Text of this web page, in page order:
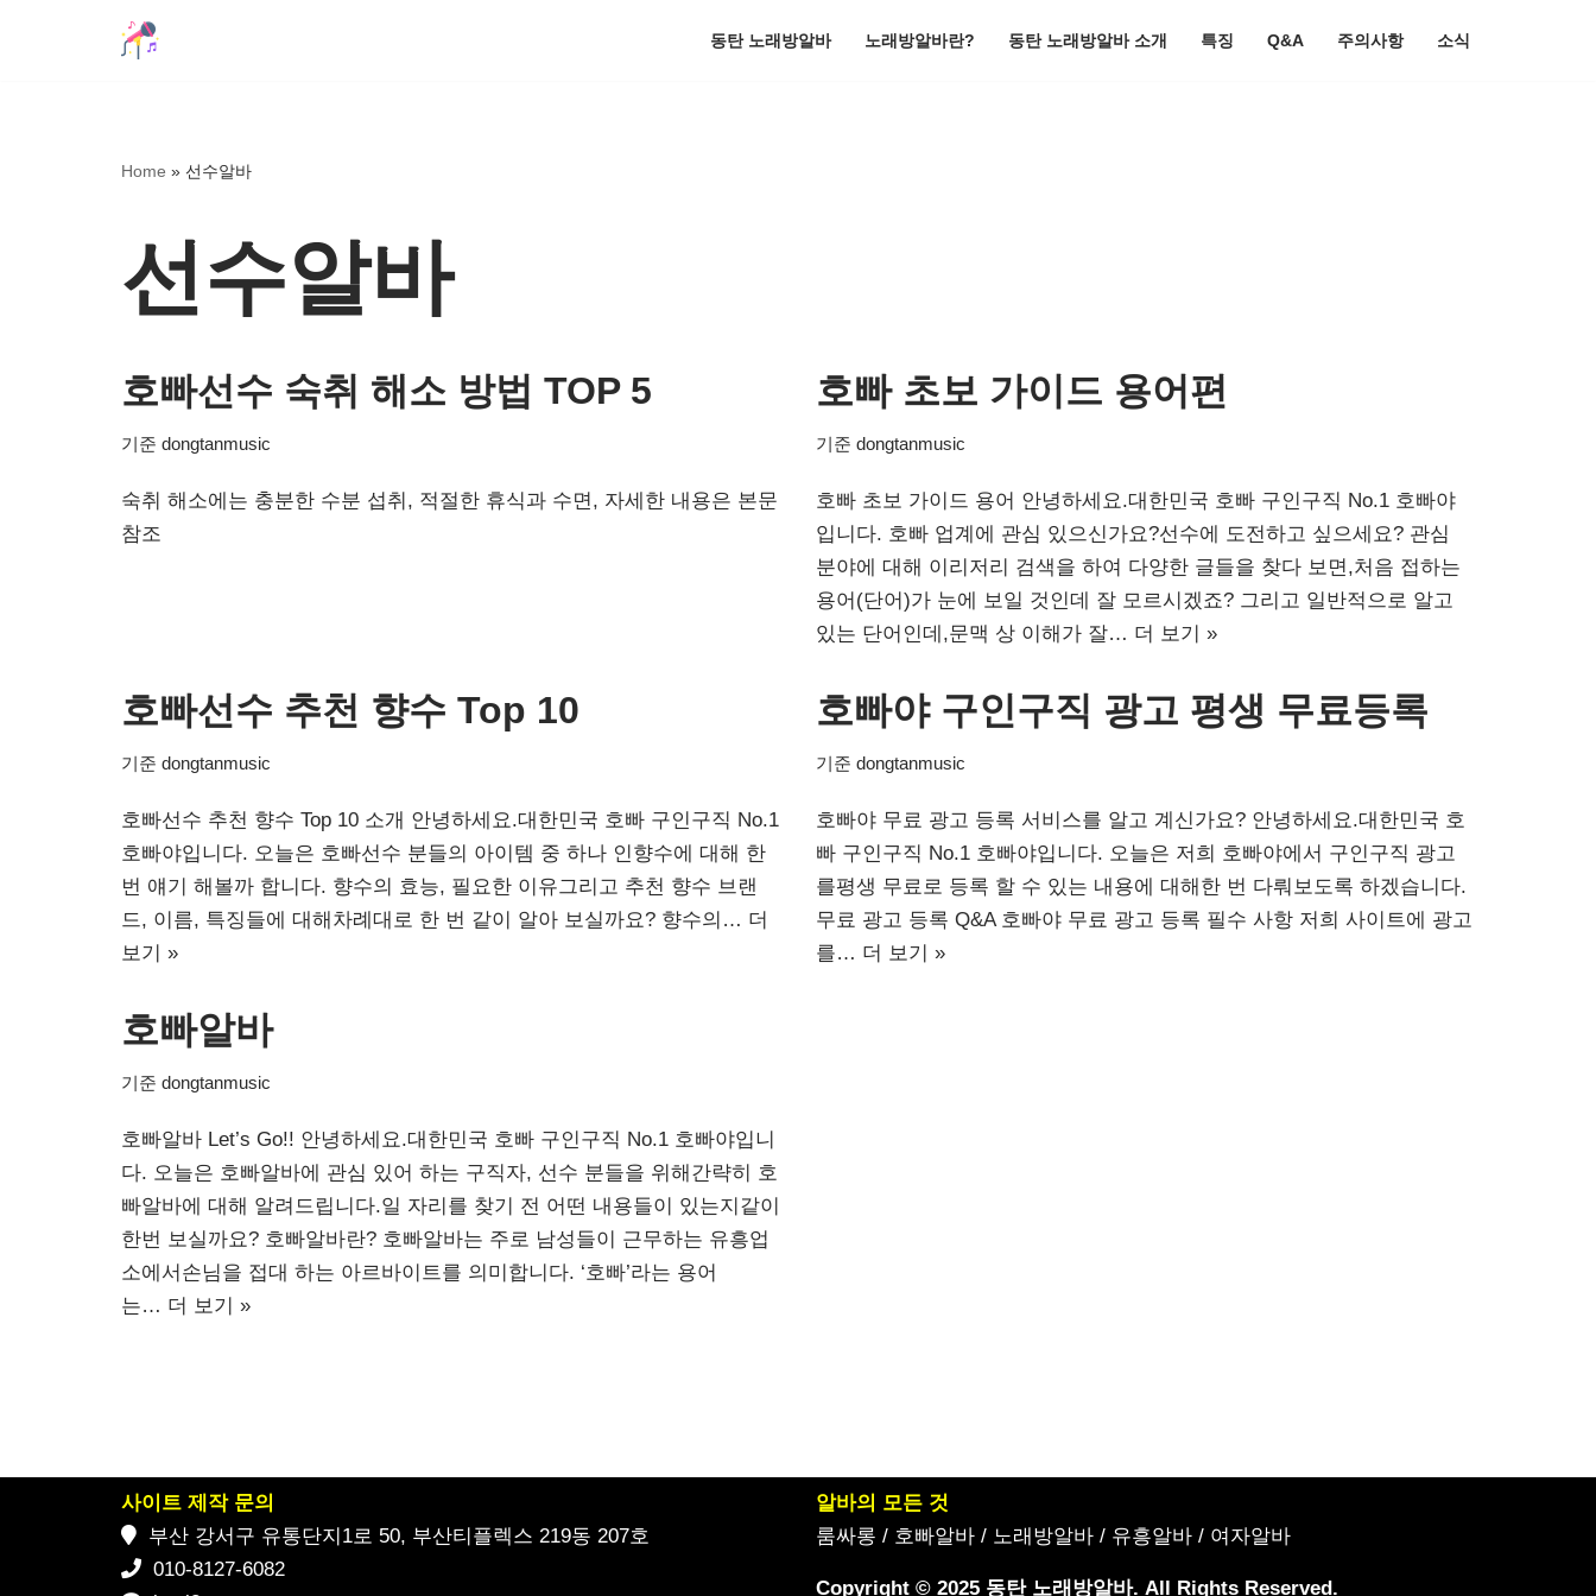
동탄 노래방알바 노래방알바란? 동탄 노래방알바 소개 특징 Q&A 주의사항 소식
Home » 선수알바
선수알바
호빠선수 숙취 해소 방법 TOP 5
기준 dongtanmusic
숙취 해소에는 충분한 수분 섭취, 적절한 휴식과 수면, 자세한 내용은 본문
참조
호빠 초보 가이드 용어편
기준 dongtanmusic
호빠 초보 가이드 용어 안녕하세요.대한민국 호빠 구인구직 No.1 호빠야
입니다. 호빠 업계에 관심 있으신가요?선수에 도전하고 싶으세요? 관심
분야에 대해 이리저리 검색을 하여 다양한 글들을 찾다 보면,처음 접하는
용어(단어)가 눈에 보일 것인데 잘 모르시겠죠? 그리고 일반적으로 알고
있는 단어인데,문맥 상 이해가 잘… 더 보기 »
호빠선수 추천 향수 Top 10
기준 dongtanmusic
호빠선수 추천 향수 Top 10 소개 안녕하세요.대한민국 호빠 구인구직 No.1
호빠야입니다. 오늘은 호빠선수 분들의 아이템 중 하나 인향수에 대해 한
번 얘기 해볼까 합니다. 향수의 효능, 필요한 이유그리고 추천 향수 브랜
드, 이름, 특징들에 대해차례대로 한 번 같이 알아 보실까요? 향수의… 더
보기 »
호빠야 구인구직 광고 평생 무료등록
기준 dongtanmusic
호빠야 무료 광고 등록 서비스를 알고 계신가요? 안녕하세요.대한민국 호
빠 구인구직 No.1 호빠야입니다. 오늘은 저희 호빠야에서 구인구직 광고
를평생 무료로 등록 할 수 있는 내용에 대해한 번 다뤄보도록 하겠습니다.
무료 광고 등록 Q&A 호빠야 무료 광고 등록 필수 사항 저희 사이트에 광고
를… 더 보기 »
호빠알바
기준 dongtanmusic
호빠알바 Let’s Go!! 안녕하세요.대한민국 호빠 구인구직 No.1 호빠야입니
다. 오늘은 호빠알바에 관심 있어 하는 구직자, 선수 분들을 위해간략히 호
빠알바에 대해 알려드립니다.일 자리를 찾기 전 어떤 내용들이 있는지같이
한번 보실까요? 호빠알바란? 호빠알바는 주로 남성들이 근무하는 유흥업
소에서손님을 접대 하는 아르바이트를 의미합니다. ‘호빠’라는 용어
는… 더 보기 »
사이트 제작 문의
부산 강서구 유통단지1로 50, 부산티플렉스 219동 207호
010-8127-6082
알바의 모든 것
룸싸롱 / 호빠알바 / 노래방알바 / 유흥알바 / 여자알바
Copyright © 2025 동탄 노래방알바. All Rights Reserved.